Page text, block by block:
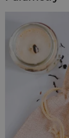
Naturalny kolor,
wszystko w
sztuk, gotowych
Dlaczego
Woreczki
inspirowanego
przyjemnego w
rustykalny
odporna na
Dzięki temu
sezonowych,
oraz jako